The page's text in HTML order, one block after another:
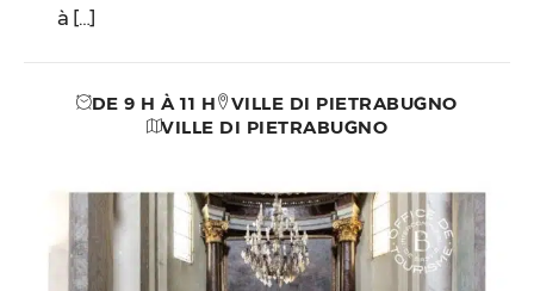
à […]
DE 9 H À 11 H
VILLE DI PIETRABUGNO
VILLE DI PIETRABUGNO